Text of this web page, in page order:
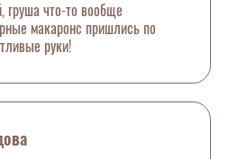
груша что-то вообще
макаронс пришлись по
руки!